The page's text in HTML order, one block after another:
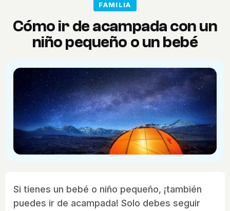
FAMILIA
Cómo ir de acampada con un
niño pequeño o un bebé
Si tienes un bebé o niño pequeño, ¡también
puedes ir de acampada! Solo debes seguir